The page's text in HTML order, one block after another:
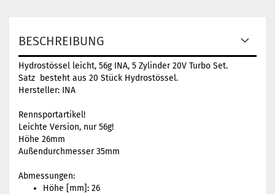
BESCHREIBUNG
Hydrostössel leicht, 56g INA, 5 Zylinder 20V Turbo Set.
Satz besteht aus 20 Stück Hydrostössel.
Hersteller: INA
Rennsportartikel!
Leichte Version, nur 56g!
Höhe 26mm
Außendurchmesser 35mm
Abmessungen:
Höhe [mm]: 26